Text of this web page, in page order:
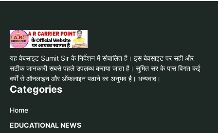
यह वेबसाइट Sumit Sir के निर्देशन में संचालित है। इस बेवसाइट पर सही और
सटीक जानकारी सबसे पहले उपलब्ध कराया जाता है। सुमित सर के पास विगत कई
वर्षों से ऑनलाइन और ऑफलाइन पढाने का अनुभव है। धन्यवाद।
Categories
Home
EDUCATIONAL NEWS